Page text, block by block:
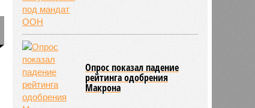
Опрос показал падение
рейтинга одобрения
Макрона